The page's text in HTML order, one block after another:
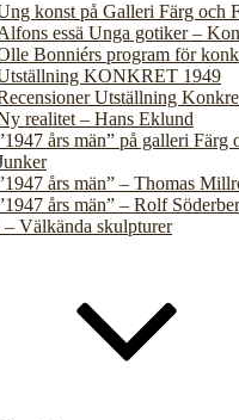
konst på Galleri Färg och
essä Unga gotiker –
Bonniérs program för
KONKRET 1949
Utställning
realitet – Hans Eklund
års män” på galleri Färg
års män” – Thomas
års män” – Rolf
– Välkända skulpturer